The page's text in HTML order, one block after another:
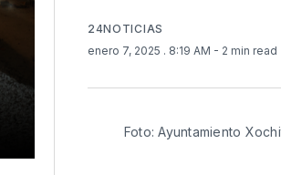
24NOTICIAS
enero 7, 2025 . 8:19 AM - 2 min read
Foto: Ayuntamiento